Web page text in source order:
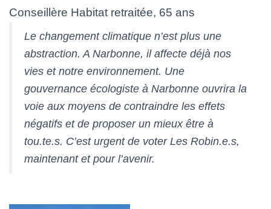
Conseillère Habitat retraitée, 65 ans
Le changement climatique n’est plus une
abstraction. A Narbonne, il affecte déjà nos
vies et notre environnement. Une
gouvernance écologiste à Narbonne ouvrira la
voie aux moyens de contraindre les effets
négatifs et de proposer un mieux être à
tou.te.s. C’est urgent de voter Les Robin.e.s,
maintenant et pour l’avenir.